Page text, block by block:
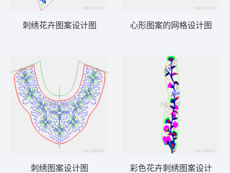
刺绣花卉图案设计图
刺绣图案设计图
心形图案的网格设计图
彩色花卉刺绣图案设计